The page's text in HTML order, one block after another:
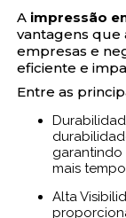
A impressão
vantagens que
empresas e
eficiente e
Entre as
Durabilidade: Os adesivos refletivos possuem uma
garantindo
mais
Alta Visibilidade: A tecnologia de retroreflexão